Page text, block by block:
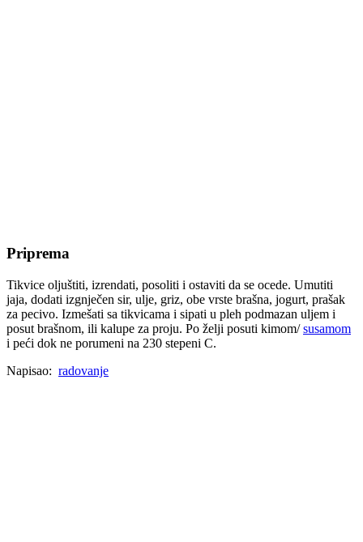
Priprema
Tikvice oljuštiti, izrendati, posoliti i ostaviti da se ocede. Umutiti
jaja, dodati izgnječen sir, ulje, griz, obe vrste brašna, jogurt, prašak
za pecivo. Izmešati sa tikvicama i sipati u pleh podmazan uljem i
posut brašnom, ili kalupe za proju. Po želji posuti kimom/susamom
i peći dok ne porumeni na 230 stepeni C.
Napisao: radovanje